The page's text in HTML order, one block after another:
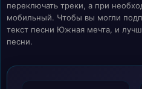
переключать треки, а при
мобильный. Чтобы вы могли
текст песни Южная мечта, и
песни.